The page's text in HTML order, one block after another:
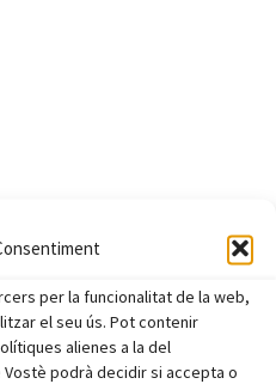
per la funcionalitat de la web,
el seu ús. Pot contenir
alienes a la del
podrà decidir si accepta o